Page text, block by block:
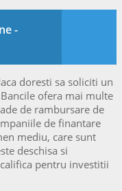
-
doresti sa soliciti un
ofera mai multe
de rambursare de
de finantare
mediu, care sunt
deschisa si
pentru investitii